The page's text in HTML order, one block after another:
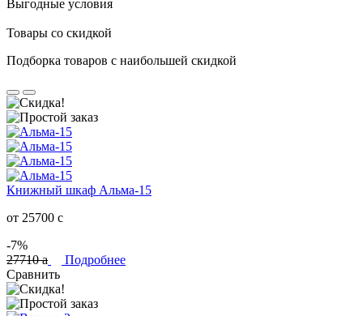
Выгодные условия
Товары со скидкой
Подборка товаров с наибольшей скидкой
Книжный шкаф Альма-15
от 25700 c
-7%
27710a
Подробнее
Сравнить